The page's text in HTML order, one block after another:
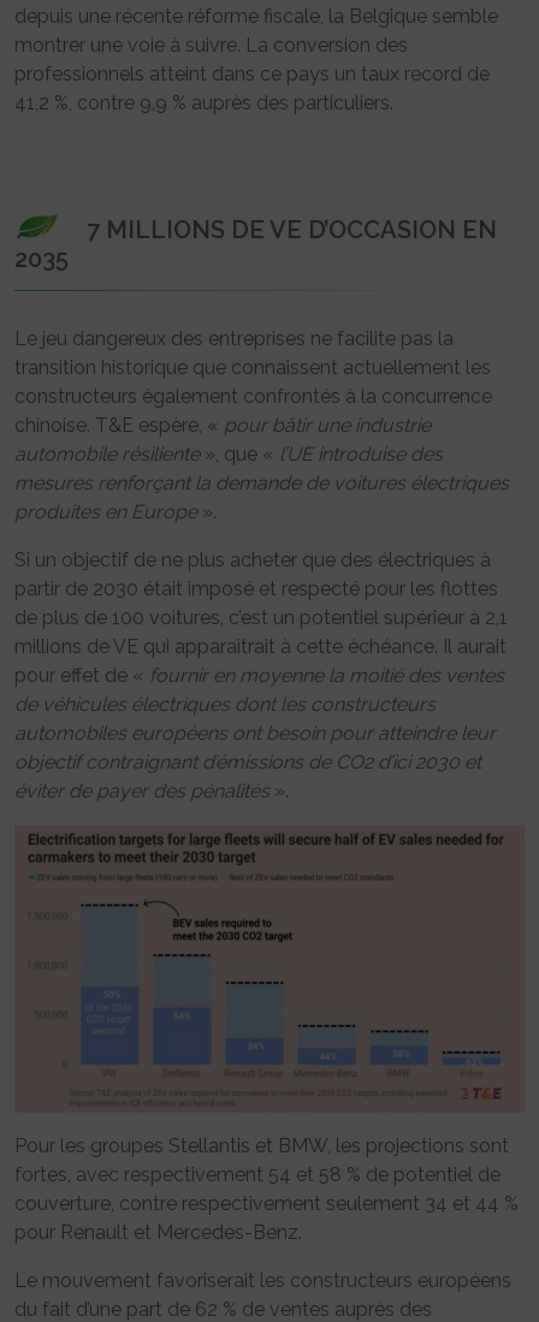
depuis une récente réforme fiscale, la Belgique semble
montrer une voie à suivre. La conversion des
professionnels atteint dans ce pays un taux record de
41,2 %, contre 9,9 % auprès des particuliers.
7 MILLIONS DE VE D’OCCASION EN
2035
Le jeu dangereux des entreprises ne facilite pas la
transition historique que connaissent actuellement les
constructeurs également confrontés à la concurrence
chinoise. T&E espère, « pour bâtir une industrie
automobile résiliente», que « l’UE introduise des
mesures renforçant la demande de voitures électriques
produites en Europe».
Si un objectif de ne plus acheter que des électriques à
partir de 2030 était imposé et respecté pour les flottes
de plus de 100 voitures, c’est un potentiel supérieur à 2,1
millions de VE qui apparaîtrait à cette échéance. Il aurait
pour effet de « fournir en moyenne la moitié des ventes
de véhicules électriques dont les constructeurs
automobiles européens ont besoin pour atteindre leur
objectif contraignant d’émissions de CO2 d’ici 2030 et
éviter de payer des pénalités».
Pour les groupes Stellantis et BMW, les projections sont
fortes, avec respectivement 54 et 58 % de potentiel de
couverture, contre respectivement seulement 34 et 44 %
pour Renault et Mercedes-Benz.
Le mouvement favoriserait les constructeurs européens
du fait d’une part de 62 % de ventes auprès des